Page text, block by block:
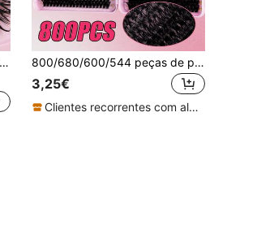
800/680/600/544 peças de pestanas em tufos D Curl, densidade mista 10D-100D, de longa duração, DIY para iniciantes, pestanas postiças para cosplay, casamento, jantar e maquilhagem de palco
3,25€
Clientes recorrentes com alta taxa de retorno